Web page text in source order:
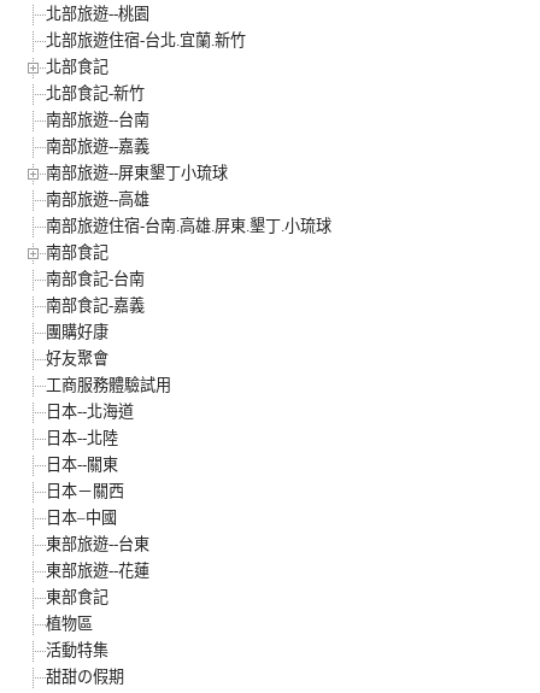
北部旅遊--桃園
北部旅遊住宿-台北.宜蘭.新竹
北部食記
北部食記-新竹
南部旅遊--台南
南部旅遊--嘉義
南部旅遊--屏東墾丁小琉球
南部旅遊--高雄
南部旅遊住宿-台南.高雄.屏東.墾丁.小琉球
南部食記
南部食記-台南
南部食記-嘉義
團購好康
好友聚會
工商服務體驗試用
日本--北海道
日本--北陸
日本--關東
日本－關西
日本–中國
東部旅遊--台東
東部旅遊--花蓮
東部食記
植物區
活動特集
甜甜の假期